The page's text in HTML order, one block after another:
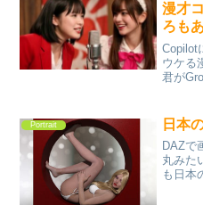
漫才
ろも
る。
Copilot
ウケる
君が
も、そ
ひと...
Portrait 日本
DAZで
丸みた
も日本